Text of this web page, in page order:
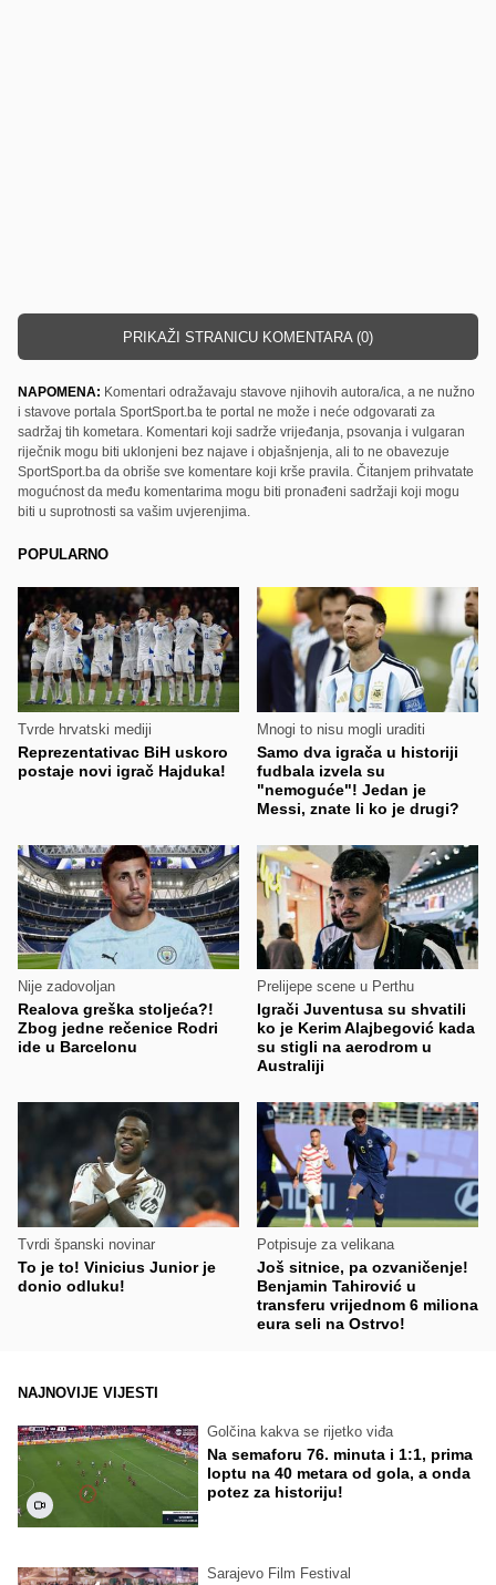
PRIKAŽI STRANICU KOMENTARA (0)
NAPOMENA: Komentari odražavaju stavove njihovih autora/ica, a ne nužno
i stavove portala SportSport.ba te portal ne može i neće odgovarati za
sadržaj tih kometara. Komentari koji sadrže vrijeđanja, psovanja i vulgaran
riječnik mogu biti uklonjeni bez najave i objašnjenja, ali to ne obavezuje
SportSport.ba da obriše sve komentare koji krše pravila. Čitanjem prihvatate
mogućnost da među komentarima mogu biti pronađeni sadržaji koji mogu
biti u suprotnosti sa vašim uvjerenjima.
POPULARNO
Tvrde hrvatski mediji
Reprezentativac BiH uskoro
postaje novi igrač Hajduka!
Mnogi to nisu mogli uraditi
Samo dva igrača u historiji
fudbala izvela su
"nemoguće"! Jedan je
Messi, znate li ko je drugi?
Nije zadovoljan
Realova greška stoljeća?!
Zbog jedne rečenice Rodri
ide u Barcelonu
Prelijepe scene u Perthu
Igrači Juventusa su shvatili
ko je Kerim Alajbegović kada
su stigli na aerodrom u
Australiji
Tvrdi španski novinar
To je to! Vinicius Junior je
donio odluku!
Potpisuje za velikana
Još sitnice, pa ozvaničenje!
Benjamin Tahirović u
transferu vrijednom 6 miliona
eura seli na Ostrvo!
NAJNOVIJE VIJESTI
Golčina kakva se rijetko viđa
Na semaforu 76. minuta i 1:1, prima
loptu na 40 metara od gola, a onda
potez za historiju!
Sarajevo Film Festival